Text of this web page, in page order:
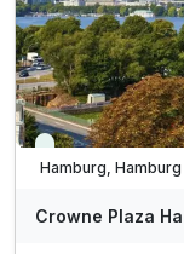
WAR
Viele Termine frei
Hamburg,
Crowne Plaza